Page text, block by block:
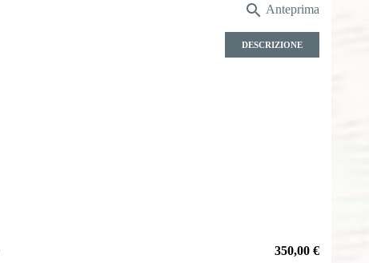
 Anteprima
DESCRIZIONE
Prezzo
350,00 €